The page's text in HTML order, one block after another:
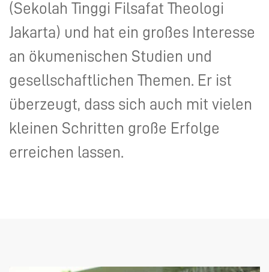
(Sekolah Tinggi Filsafat Theologi
Jakarta) und hat ein großes Interesse
an ökumenischen Studien und
gesellschaftlichen Themen. Er ist
überzeugt, dass sich auch mit vielen
kleinen Schritten große Erfolge
erreichen lassen.